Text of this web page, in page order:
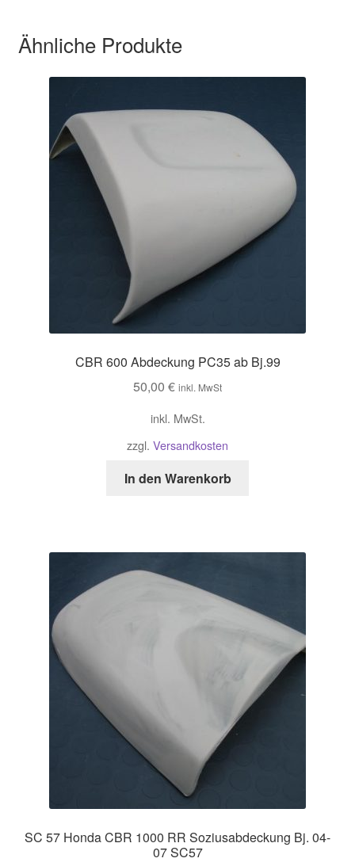
Ähnliche Produkte
CBR 600 Abdeckung PC35 ab Bj.99
50,00 € inkl. MwSt
inkl. MwSt.
zzgl. Versandkosten
In den Warenkorb
SC 57 Honda CBR 1000 RR Soziusabdeckung Bj. 04-
07 SC57